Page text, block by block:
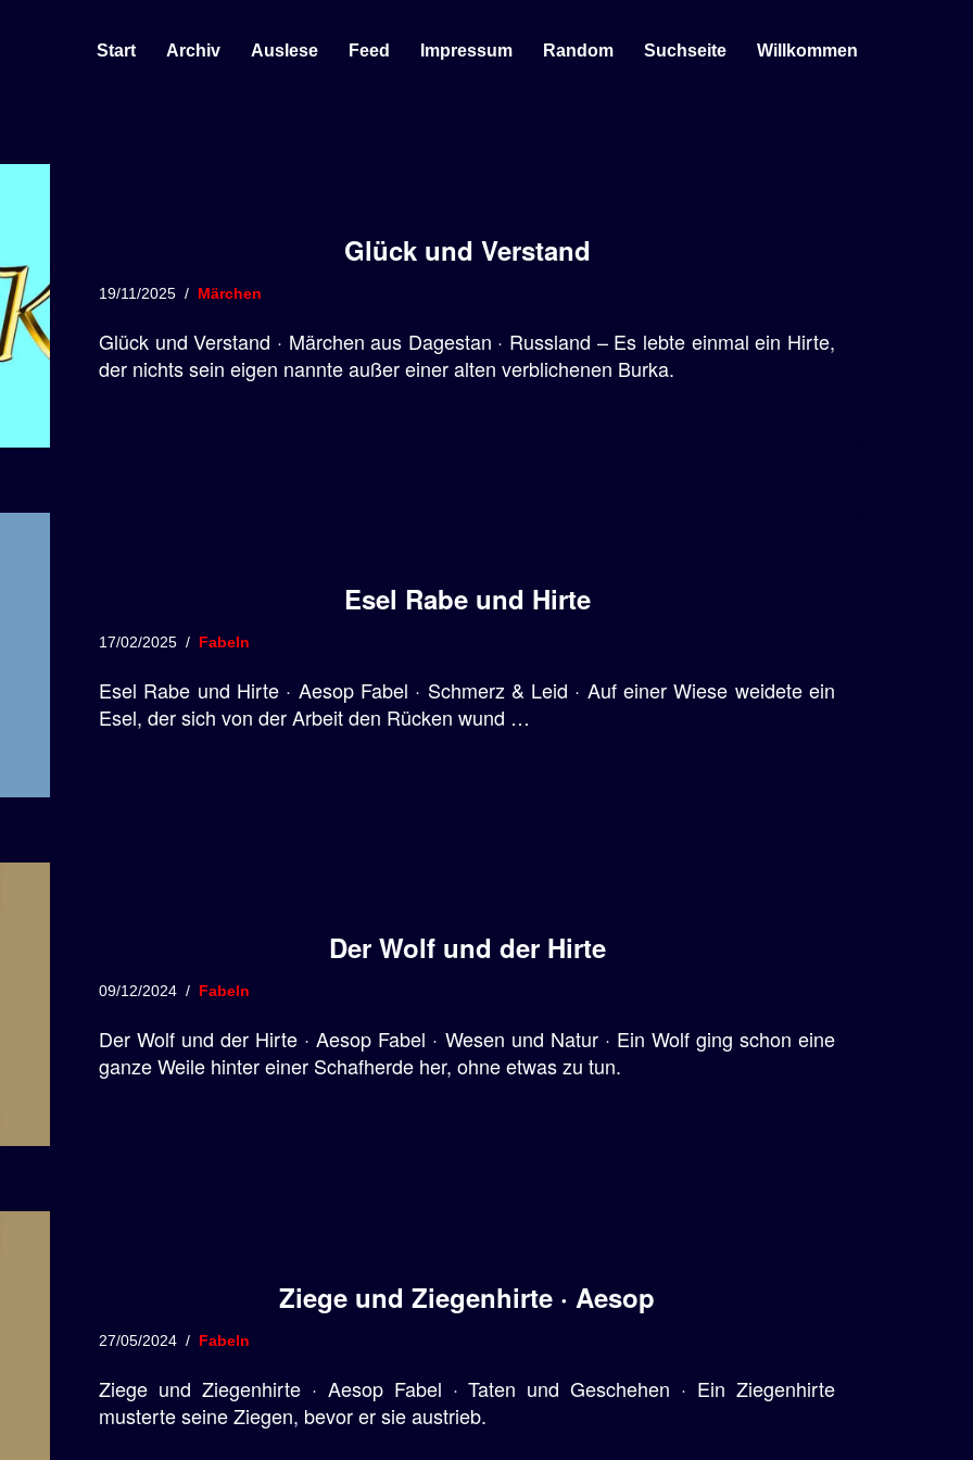
Start Archiv Auslese Feed Impressum Random Suchseite Willkommen
Glück und Verstand
19/11/2025 Märchen
Glück und Verstand · Märchen aus Dagestan · Russland – Es lebte einmal ein Hirte,
der nichts sein eigen nannte außer einer alten verblichenen Burka.
Esel Rabe und Hirte
17/02/2025 Fabeln
Esel Rabe und Hirte · Aesop Fabel · Schmerz & Leid · Auf einer Wiese weidete ein
Esel, der sich von der Arbeit den Rücken wund …
Der Wolf und der Hirte
09/12/2024 Fabeln
Der Wolf und der Hirte · Aesop Fabel · Wesen und Natur · Ein Wolf ging schon eine
ganze Weile hinter einer Schafherde her, ohne etwas zu tun.
Ziege und Ziegenhirte · Aesop
27/05/2024 Fabeln
Ziege und Ziegenhirte · Aesop Fabel · Taten und Geschehen · Ein Ziegenhirte
musterte seine Ziegen, bevor er sie austrieb.